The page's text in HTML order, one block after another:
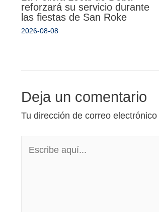
reforzará su servicio durante
las fiestas de San Roke
2026-08-08
Deja un comentario
Tu dirección de correo